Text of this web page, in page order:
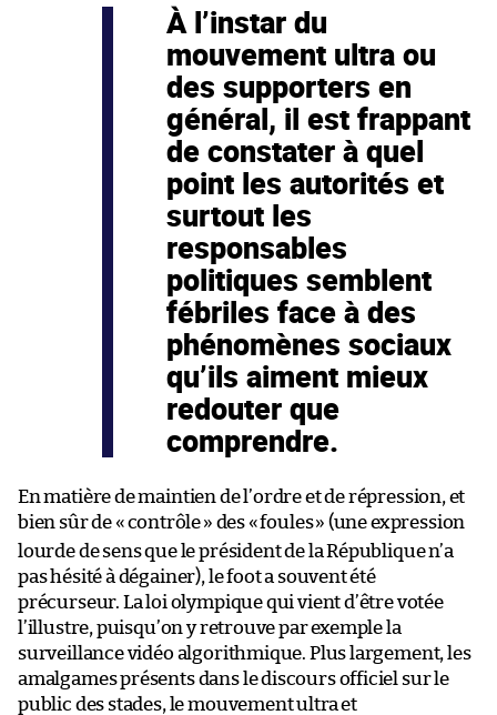
À l’instar du
mouvement ultra ou
des supporters en
général, il est frappant
de constater à quel
point les autorités et
surtout les
responsables
politiques semblent
fébriles face à des
phénomènes sociaux
qu’ils aiment mieux
redouter que
comprendre.
En matière de maintien de l’ordre et de répression, et
bien sûr de «contrôle» des «foules» (une expression
lourde de sensque le président de la République n’a
pas hésité à dégainer), le foot a souvent été
précurseur. La loi olympique qui vient d’être votée
l’illustre, puisqu’on y retrouve par exemple la
surveillance vidéo algorithmique. Plus largement, les
amalgames présents dans le discours officiel sur le
public des stades, le mouvement ultra et